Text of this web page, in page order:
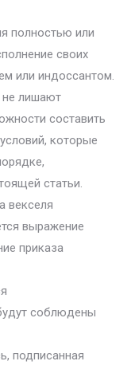
полностью или
своих
или индоссантом.
лишают
составить
которые
статьи.
векселя
выражение
приказа
соблюдены
подписанная